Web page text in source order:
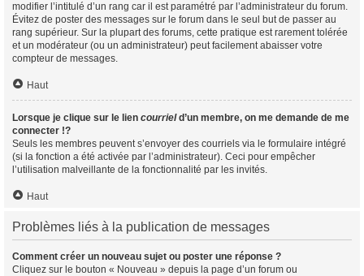
modifier l’intitulé d’un rang car il est paramétré par l’administrateur du forum.
Évitez de poster des messages sur le forum dans le seul but de passer au
rang supérieur. Sur la plupart des forums, cette pratique est rarement tolérée
et un modérateur (ou un administrateur) peut facilement abaisser votre
compteur de messages.
Haut
Lorsque je clique sur le lien courrield’un membre, on me demande de me
connecter !?
Seuls les membres peuvent s’envoyer des courriels via le formulaire intégré
(si la fonction a été activée par l’administrateur). Ceci pour empêcher
l’utilisation malveillante de la fonctionnalité par les invités.
Haut
Problèmes liés à la publication de messages
Comment créer un nouveau sujet ou poster une réponse ?
Cliquez sur le bouton « Nouveau » depuis la page d’un forum ou